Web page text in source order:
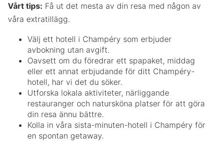
Vårt tips: Få ut det mesta av din resa med någon av
våra extratillägg.
Välj ett hotell i Champéry som erbjuder
avbokning utan avgift.
Oavsett om du föredrar ett spapaket, middag
eller ett annat erbjudande för ditt Champéry-
hotell, har vi det du söker.
Utforska lokala aktiviteter, närliggande
restauranger och natursköna platser för att göra
din resa ännu bättre.
Kolla in våra sista-minuten-hotell i Champéry för
en spontan getaway.